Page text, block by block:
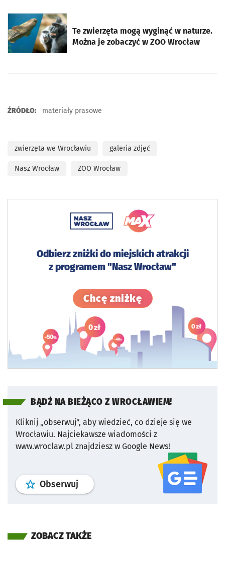
Te zwierzęta mogą wyginąć w naturze.
Można je zobaczyć w ZOO Wrocław
otworzy się w nowej karcie
ŹRÓDŁO: materiały prasowe
zwierzęta we Wrocławiu galeria zdjęć
Nasz Wrocław ZOO Wrocław
Odbierz zniżki do miejskich atrakcji
z programem "Nasz Wrocław"
Chcę zniżkęSprawdź
BĄDŹ NA BIEŻĄCO Z WROCŁAWIEM!
Kliknij „obserwuj”, aby wiedzieć, co dzieje się we
Wrocławiu. Najciekawsze wiadomości z
www.wroclaw.pl znajdziesz w Google News!
Obserwuj profil serwisu
ZOBACZ TAKŻE